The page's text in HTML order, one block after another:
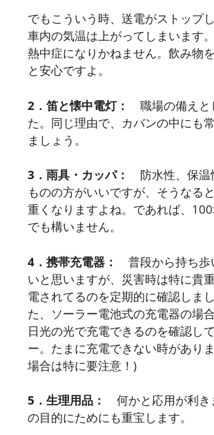
でもこういう時、送電がストップ
車内の気温は上がってしまいます
熱中症になりかねません。飲み物
と安心ですよ。
2．笛と懐中電灯：
職場の備えと
た。同じ理由で、カバンの中にも
ましょう。
3．雨具・カッパ：
防水性、保温
ものの方がいいですが、そうなる
重くなりますよね。であれば、
でも構いません。
4．携帯充電器：
普段から持ち歩
いと思いますが、災害時は特に貴
電されてるのを定期的に確認しま
た、ソーラー電池式の充電器の場
日光の光で充電できるのを確認し
ー。たまに充電できない時があり
場合は特に要注意！)
5．生理用品：
何かと応用が利き
の目的にためにも重宝します。